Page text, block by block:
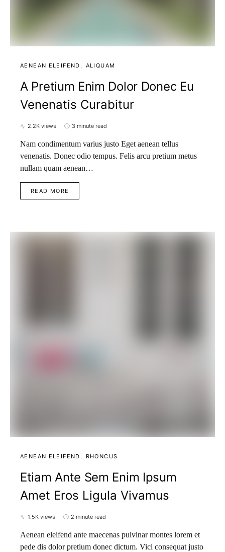
AENEAN ELEIFEND ALIQUAM
A Pretium Enim Dolor Donec Eu
Venenatis Curabitur
2.2K views 3 minute read
Nam condimentum varius justo Eget aenean tellus
venenatis. Donec odio tempus. Felis arcu pretium metus
nullam quam aenean…
READ MORE
AENEAN ELEIFEND RHONCUS
Etiam Ante Sem Enim Ipsum
Amet Eros Ligula Vivamus
1.5K views 2 minute read
Aenean eleifend ante maecenas pulvinar montes lorem et
pede dis dolor pretium donec dictum. Vici consequat justo